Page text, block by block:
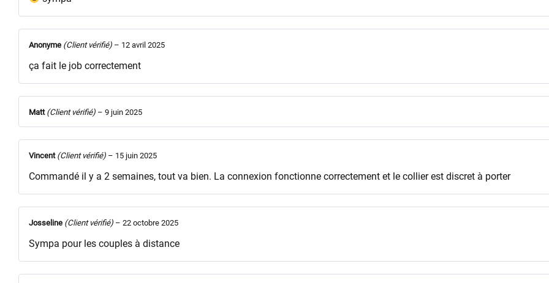
Anonyme (Client vérifié) – 12 avril 2025
ça fait le job correctement
Matt (Client vérifié) – 9 juin 2025
Vincent (Client vérifié) – 15 juin 2025
Commandé il y a 2 semaines, tout va bien. La connexion fonctionne correctement et le collier est discret à porter
Josseline (Client vérifié) – 22 octobre 2025
Sympa pour les couples à distance